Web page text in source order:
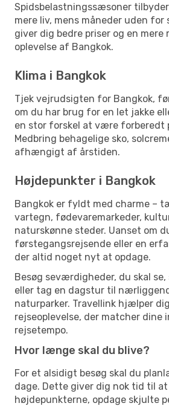
Spidsbelastningssæsoner
mere liv, mens måneder uden for
giver dig bedre priser og en
oplevelse af Bangkok.
Klima i Bangkok
Tjek vejrudsigten for Bangkok,
om du har brug for en let jakke
en stor forskel at være forberedt
Medbring behagelige sko,
afhængigt af årstiden.
Højdepunkter i Bangkok
Bangkok er fyldt med charme –
vartegn, fødevaremarkeder,
naturskønne steder. Uanset om
førstegangsrejsende eller en
der altid noget nyt at opdage.
Besøg seværdigheder, du skal se,
eller tag en dagstur til
naturparker. Travellink hjælper
rejseoplevelse, der matcher dine
rejsetempo.
Hvor længe skal du blive?
For et alsidigt besøg skal du
dage. Dette giver dig nok tid til at
højdepunkterne, opdage skjulte